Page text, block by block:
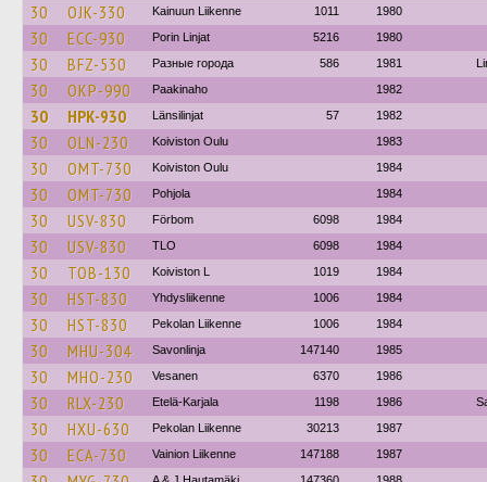
30 OJK-330 Kainuun Liikenne 1011 1980
30 ECC-930 Porin Linjat 5216 1980
30 BFZ-530 Разные города 586 1981
30 OKP-990 Paakinaho 1982
30 HPK-930 Länsilinjat 57 1982
30 OLN-230 Koiviston Oulu 1983
30 OMT-730 Koiviston Oulu 1984
30 OMT-730 Pohjola 1984
30 USV-830 Förbom 6098 1984
30 USV-830 TLO 6098 1984
30 TOB-130 Koiviston L 1019 1984
30 HST-830 Yhdysliikenne 1006 1984
30 HST-830 Pekolan Liikenne 1006 1984
30 MHU-304 Savonlinja 147140 1985
30 MHO-230 Vesanen 6370 1986
30 RLX-230 Etelä-Karjala 1198 1986
30 HXU-630 Pekolan Liikenne 30213 1987
30 ECA-730 Vainion Liikenne 147188 1987